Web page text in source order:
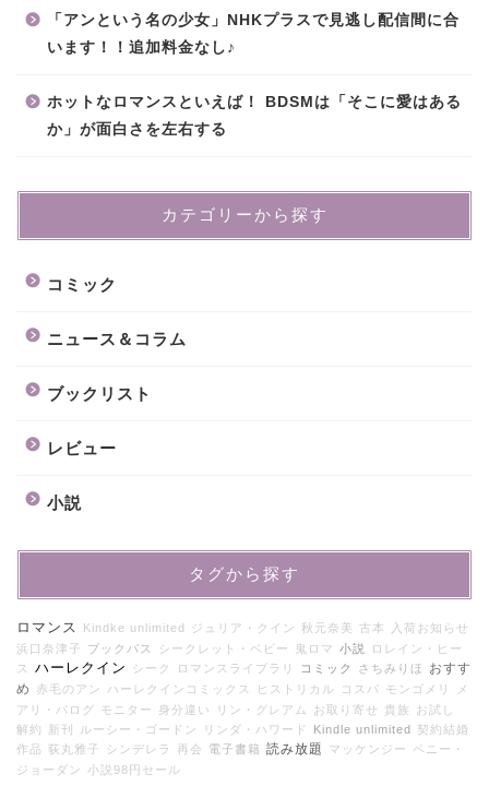
「アンという名の少女」NHKプラスで見逃し配信間に合
います！！追加料金なし♪
ホットなロマンスといえば！ BDSMは「そこに愛はある
か」が面白さを左右する
カテゴリーから探す
コミック
ニュース＆コラム
ブックリスト
レビュー
小説
タグから探す
ロマンス Kindke unlimited ジュリア・クイン 秋元奈美 古本
入荷お知らせ
浜口奈津子
ブックパス シークレット・ベビー 鬼ロマ 小説
ロレイン・ヒー
ス
ハーレクイン シーク ロマンスライブラリ コミック さちみりほ
おすす
め
赤毛のアン ハーレクインコミックス ヒストリカル コスパ モンゴメリ
メ
アリ・バログ モニター 身分違い リン・グレアム お取り寄せ 貴族
お試し
解約
新刊 ルーシー・ゴードン リンダ・ハワード Kindle unlimited 契約結婚
作品 荻丸雅子 シンデレラ 再会 電子書籍 読み放題 マッケンジー
ペニー・
ジョーダン
小説98円セール